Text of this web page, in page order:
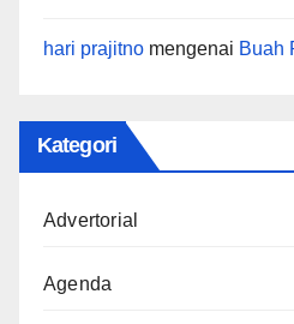
hari prajitno mengenai Buah
Kategori
Advertorial
Agenda